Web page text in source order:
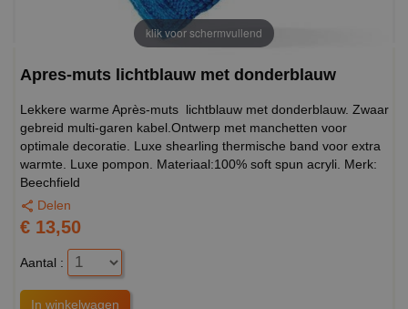
klik voor schermvullend
Apres-muts lichtblauw met donderblauw
Lekkere warme Après-muts lichtblauw met donderblauw. Zwaar
gebreid multi-garen kabel.Ontwerp met manchetten voor
optimale decoratie. Luxe shearling thermische band voor extra
warmte. Luxe pompon. Materiaal:100% soft spun acryli. Merk:
Beechfield
Delen
€ 13,50
Aantal :